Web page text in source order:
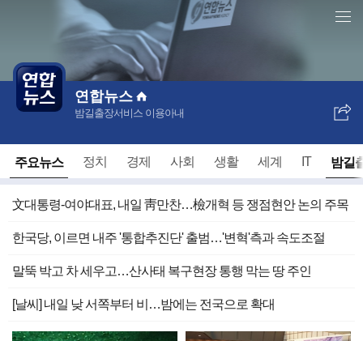
별
홈
연합뉴스
밤길출장서비스 이용아내
보
내
기
주요뉴스 정치 경제 사회 생활 세계 IT 밤길
文대통령-여야대표, 내일 靑만찬…檢개혁 등 쟁점현안 논의 주목
한국당, 이르면 내주 '통합추진단' 출범…'변혁'측과 속도조절
말뚝 박고 차 세우고…산사태 복구현장 통행 막는 땅 주인
[날씨] 내일 낮 서쪽부터 비…밤에는 전국으로 확대